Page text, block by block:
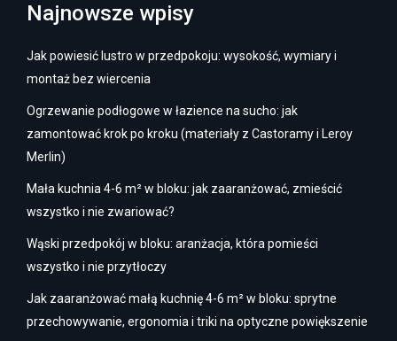
Najnowsze wpisy
Jak powiesić lustro w przedpokoju: wysokość, wymiary i
montaż bez wiercenia
Ogrzewanie podłogowe w łazience na sucho: jak
zamontować krok po kroku (materiały z Castoramy i Leroy
Merlin)
Mała kuchnia 4-6 m² w bloku: jak zaaranżować, zmieścić
wszystko i nie zwariować?
Wąski przedpokój w bloku: aranżacja, która pomieści
wszystko i nie przytłoczy
Jak zaaranżować małą kuchnię 4-6 m² w bloku: sprytne
przechowywanie, ergonomia i triki na optyczne powiększenie